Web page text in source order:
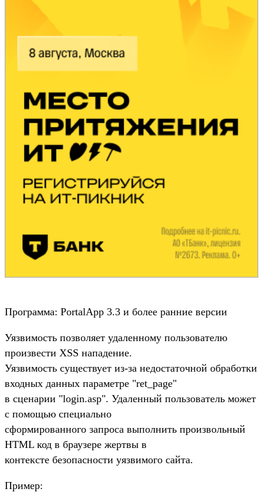
Программа: PortalApp 3.3 и более ранние версии
Уязвимость позволяет удаленному пользователю
произвести XSS нападение.
Уязвимость существует из-за недостаточной обработки
входных данных параметре "ret_page"
в сценарии "login.asp". Удаленный пользователь может
с помощью специально
сформированного запроса выполнить произвольный
HTML код в браузере жертвы в
контексте безопасности уязвимого сайта.
Пример: